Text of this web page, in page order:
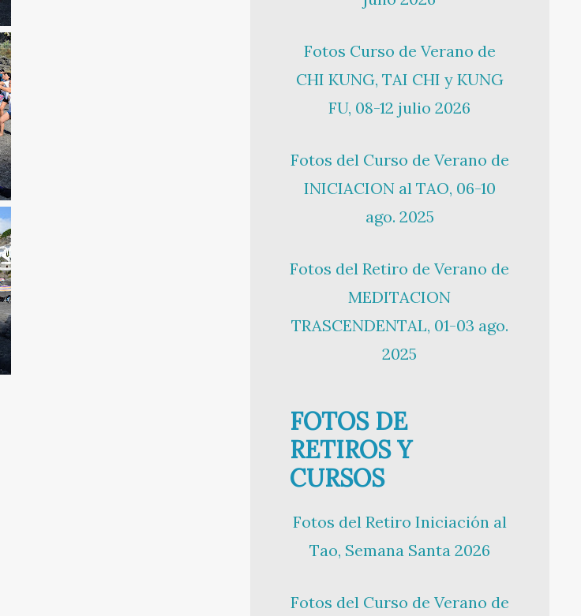
Fotos Curso de Verano de
CHI KUNG, TAI CHI y KUNG
FU, 08-12 julio 2026
Fotos del Curso de Verano de
INICIACION al TAO, 06-10
ago. 2025
Fotos del Retiro de Verano de
MEDITACION
TRASCENDENTAL, 01-03 ago.
2025
FOTOS DE
RETIROS Y
CURSOS
Fotos del Retiro Iniciación al
Tao, Semana Santa 2026
Fotos del Curso de Verano de